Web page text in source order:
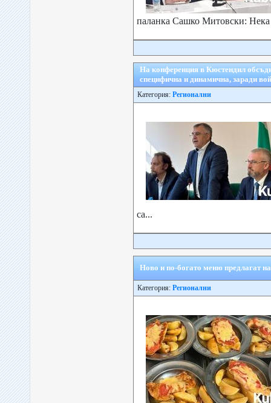
паланка Сашко Митовски:
На конференция в Кюстендил
специфична и динамична, заради
Категория: Регионални
са...
Ново и по-богато меню предлагат
Категория: Регионални